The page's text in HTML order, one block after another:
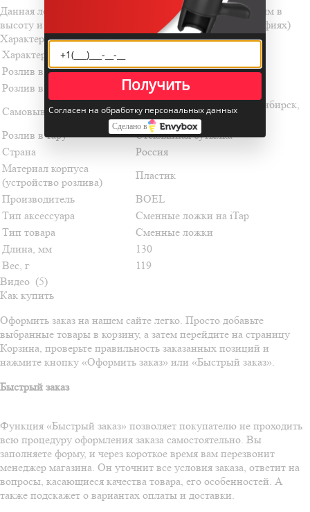
Данная ложка идет под бутылки с горлышком от 14-17мм в
высоту и диаметром 30мм (чертеж приложен в фотографиях)
Характеристики
Характеристики устройства
Розлив в ПЭТ
нет
Розлив в стекло
да, через переходник
Самовывоз сегодня
Краснодар, Москва, Новосибирск,
Санкт-Петербург
Розлив в тару
Стеклянная бутылка
Страна
Россия
Материал корпуса
(устройство розлива)
Пластик
Производитель
BOEL
Тип аксессуара
Сменные ложки на iTap
Тип товара
Сменные ложки
Длина, мм
130
Вес, г
119
Видео (5)
Как купить
Оформить заказ на нашем сайте легко. Просто добавьте
выбранные товары в корзину, а затем перейдите на страницу
Корзина, проверьте правильность заказанных позиций и
нажмите кнопку «Оформить заказ» или «Быстрый заказ».
Быстрый заказ
Функция «Быстрый заказ» позволяет покупателю не проходить
всю процедуру оформления заказа самостоятельно. Вы
заполняете форму, и через короткое время вам перезвонит
менеджер магазина. Он уточнит все условия заказа, ответит на
вопросы, касающиеся качества товара, его особенностей. А
также подскажет о вариантах оплаты и доставки.
Получить
Согласен на обработку персональных данных
Сделано в